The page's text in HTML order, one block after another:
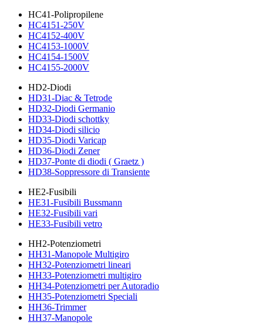
HC41-Polipropilene
HC4151-250V
HC4152-400V
HC4153-1000V
HC4154-1500V
HC4155-2000V
HD2-Diodi
HD31-Diac & Tetrode
HD32-Diodi Germanio
HD33-Diodi schottky
HD34-Diodi silicio
HD35-Diodi Varicap
HD36-Diodi Zener
HD37-Ponte di diodi ( Graetz )
HD38-Soppressore di Transiente
HE2-Fusibili
HE31-Fusibili Bussmann
HE32-Fusibili vari
HE33-Fusibili vetro
HH2-Potenziometri
HH31-Manopole Multigiro
HH32-Potenziometri lineari
HH33-Potenziometri multigiro
HH34-Potenziometri per Autoradio
HH35-Potenziometri Speciali
HH36-Trimmer
HH37-Manopole